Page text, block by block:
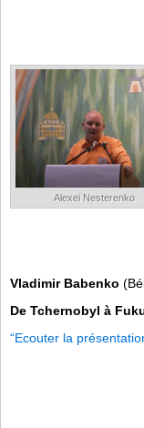
Alexei Nesterenko
Vladimir Babenko
De Tchernobyl à
“Ecouter la